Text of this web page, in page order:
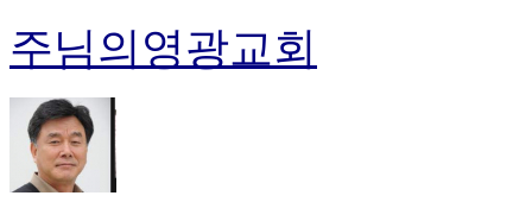
주님의영광교회